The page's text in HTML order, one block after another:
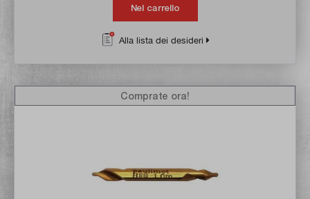
Nel carrello
Alla lista dei desideri
Comprate ora!